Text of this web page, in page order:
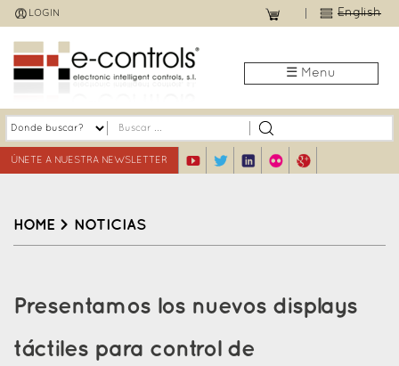
Jump
to
navigation
LOGIN English
☰ Menu
ÚNETE A NUESTRA NEWSLETTER
HOME > NOTICIAS
top
Presentamos los nuevos displays
táctiles para control de